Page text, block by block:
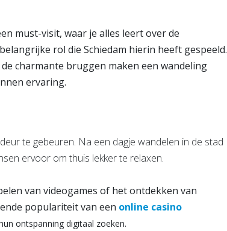
must-visit, waar je alles leert over de
rol die Schiedam hierin heeft gespeeld.
charmante bruggen maken een wandeling
ervaring.
te gebeuren. Na een dagje wandelen in de stad
ervoor om thuis lekker te relaxen.
van videogames of het ontdekken van
populariteit van een online casino
ontspanning digitaal zoeken.